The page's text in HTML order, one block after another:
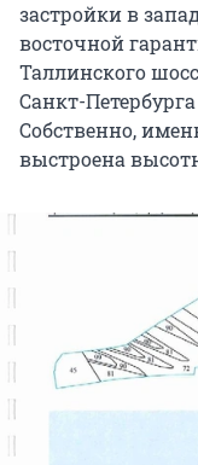
застройки в
восточной
Таллинского
Санкт-
Собственно,
выстроена